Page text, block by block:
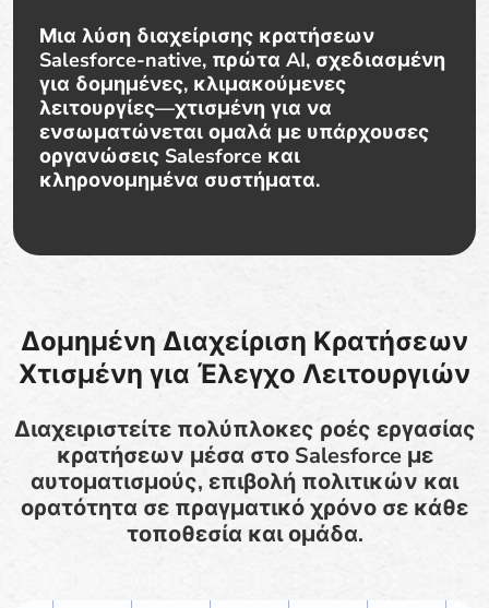
Μια λύση διαχείρισης κρατήσεων
Salesforce-native, πρώτα AI, σχεδιασμένη
για δομημένες, κλιμακούμενες
λειτουργίες—χτισμένη για να
ενσωματώνεται ομαλά με υπάρχουσες
οργανώσεις Salesforce και
κληρονομημένα συστήματα.
Δομημένη Διαχείριση Κρατήσεων
Χτισμένη για Έλεγχο Λειτουργιών
Διαχειριστείτε πολύπλοκες ροές εργασίας
κρατήσεων μέσα στο Salesforce με
αυτοματισμούς, επιβολή πολιτικών και
ορατότητα σε πραγματικό χρόνο σε κάθε
τοποθεσία και ομάδα.